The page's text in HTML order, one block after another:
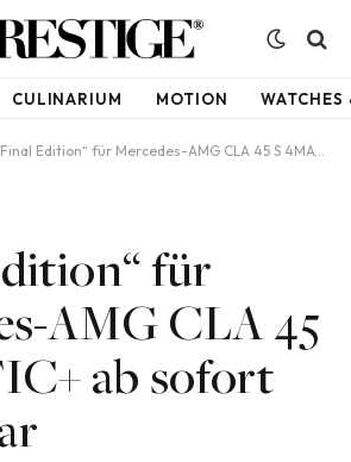
CULINARIUM MOTION WATCHES
Edition“ für Mercedes-AMG CLA 45 S 4MATIC+ ab sofort bestellbar
für
AMG CLA 45
ab sofort